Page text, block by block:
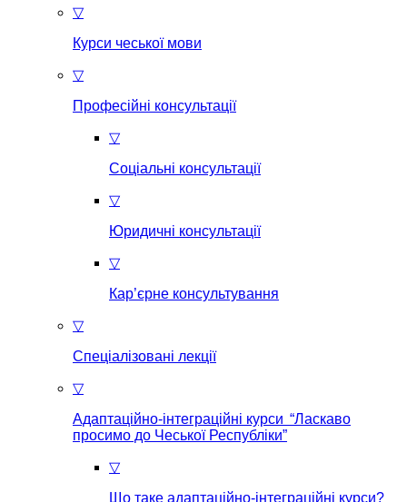
▽
Курси чеської мови
▽
Професійні консультації
▽
Соціальні консультації
▽
Юридичні консультації
▽
Кар’єрне консультування
▽
Спеціалізовані лекції
▽
Адаптаційно-інтеграційні курси “Ласкаво
просимо до Чеської Республіки”
▽
Що таке aдаптаційно-інтеграційні курси?